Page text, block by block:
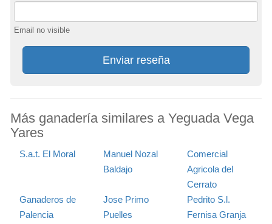
Email no visible
Enviar reseña
Más ganadería similares a Yeguada Vega
Yares
S.a.t. El Moral
Manuel Nozal
Baldajo
Comercial
Agricola del
Cerrato
Ganaderos de
Palencia
Jose Primo
Puelles
Pedrito S.l.
Fernisa Granja